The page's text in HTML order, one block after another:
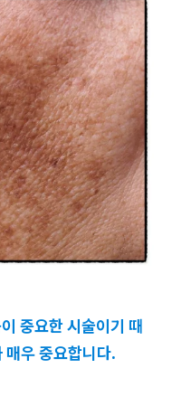
중요한 시술이기 때
매우 중요합니다.